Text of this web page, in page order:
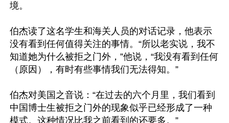
境。
伯杰读了这名学生和海关人员的对话记录，他表示
没有看到任何值得关注的事情。“所以老实说，我不
知道她为什么被拒之门外，”他说，“我没有看到任何
（原因），有时有些事情我们无法得知。”
伯杰对美国之音说：“在过去的六个月里，我们看到
中国博士生被拒之门外的现象似乎已经形成了一种
模式。这种情况比我之前看到的还要多。”